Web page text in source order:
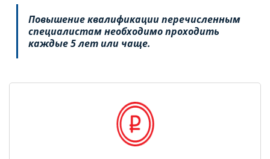
Повышение квалификации перечисленным
специалистам необходимо проходить
каждые 5 лет или чаще.